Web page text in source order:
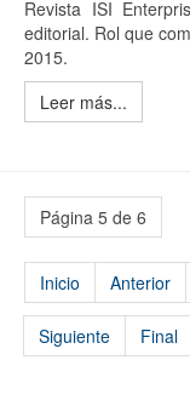
Revista ISI
editorial. Rol que
2015.
Leer más...
Página 5 de 6
Inicio Anterior
Siguiente Final